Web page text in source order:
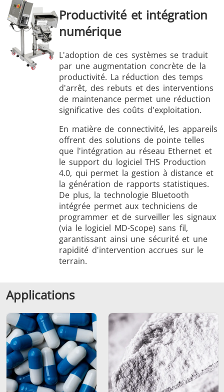
Productivité et intégration
numérique
L'adoption de ces systèmes se traduit
par une augmentation concrète de la
productivité. La réduction des temps
d'arrêt, des rebuts et des interventions
de maintenance permet une réduction
significative des coûts d'exploitation.
En matière de connectivité, les appareils
offrent des solutions de pointe telles
que l'intégration au réseau Ethernet et
le support du logiciel THS Production
4.0, qui permet la gestion à distance et
la génération de rapports statistiques.
De plus, la technologie Bluetooth
intégrée permet aux techniciens de
programmer et de surveiller les signaux
(via le logiciel MD-Scope) sans fil,
garantissant ainsi une sécurité et une
rapidité d'intervention accrues sur le
terrain.
Applications